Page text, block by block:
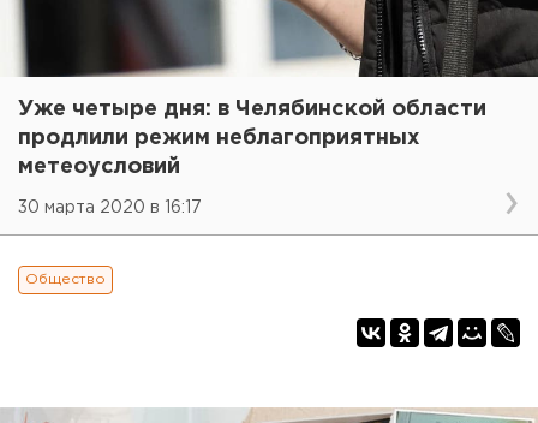
Уже четыре дня: в Челябинской области
продлили режим неблагоприятных
метеоусловий
30 марта 2020 в 16:17
Общество